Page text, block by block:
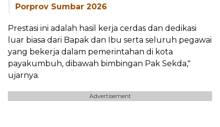
Porprov Sumbar 2026
Prestasi ini adalah hasil kerja cerdas dan dedikasi
luar biasa dari Bapak dan Ibu serta seluruh pegawai
yang bekerja dalam pemerintahan di kota
payakumbuh, dibawah bimbingan Pak Sekda,"
ujarnya.
Advertisement